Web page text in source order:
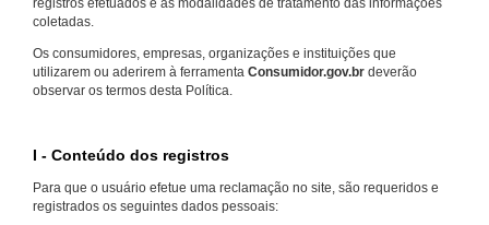
registros efetuados e as modalidades de tratamento das informações
coletadas.
Os consumidores, empresas, organizações e instituições que
utilizarem ou aderirem à ferramenta Consumidor.gov.br deverão
observar os termos desta Política.
I - Conteúdo dos registros
Para que o usuário efetue uma reclamação no site, são requeridos e
registrados os seguintes dados pessoais: